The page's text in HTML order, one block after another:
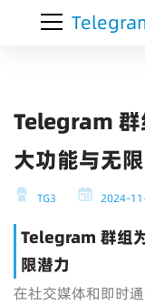
Telegram 群
大功能与无
TG3 2024-
Telegram 群组
限潜力
在社交媒体和即时